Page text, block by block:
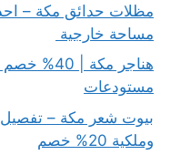
مظلات حدائق مكة –
مساحة خارجية
هناجر مكة
مستودعات
بيوت شعر مكة –
وملكية 20% خصم